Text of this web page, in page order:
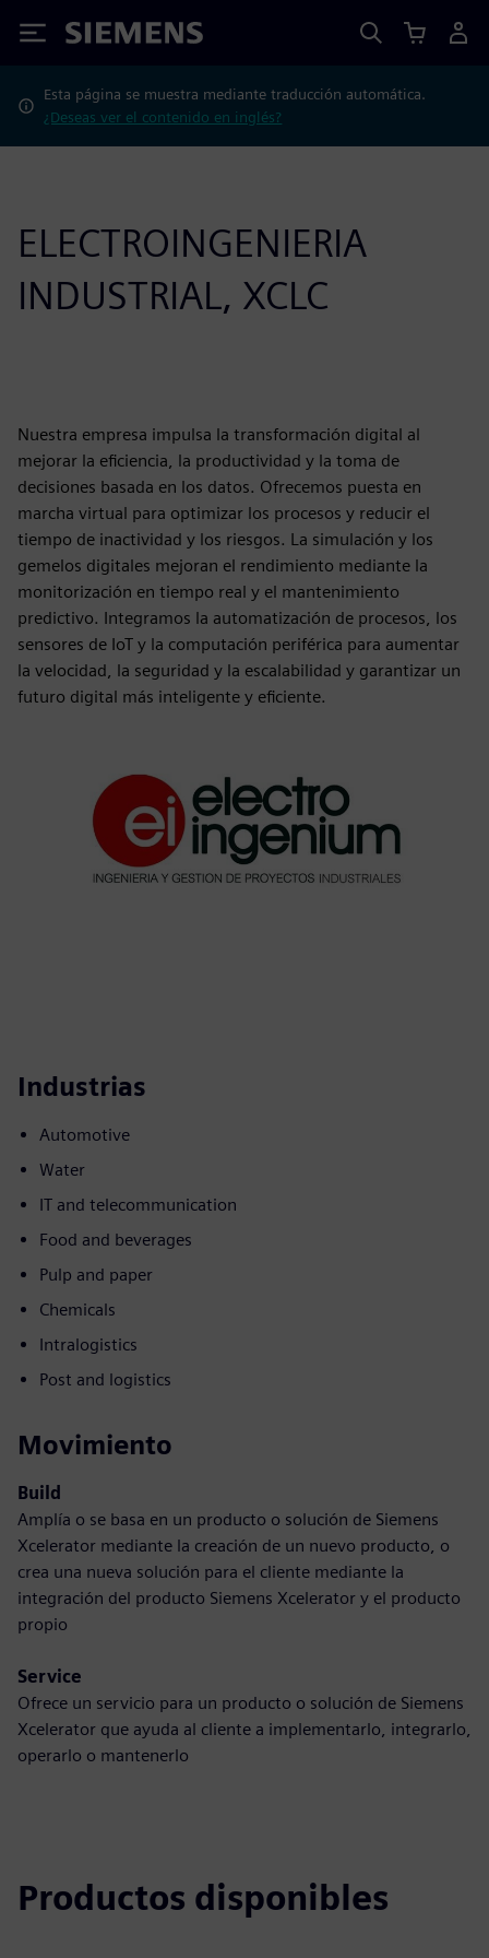
Siemens
Esta página se muestra mediante traducción automática.
¿Deseas ver el contenido en inglés?
ELECTROINGENIERIA
INDUSTRIAL, XCLC
Nuestra empresa impulsa la transformación digital al
mejorar la eficiencia, la productividad y la toma de
decisiones basada en los datos. Ofrecemos puesta en
marcha virtual para optimizar los procesos y reducir el
tiempo de inactividad y los riesgos. La simulación y los
gemelos digitales mejoran el rendimiento mediante la
monitorización en tiempo real y el mantenimiento
predictivo. Integramos la automatización de procesos, los
sensores de IoT y la computación periférica para aumentar
la velocidad, la seguridad y la escalabilidad y garantizar un
futuro digital más inteligente y eficiente.
Industrias
Automotive
Water
IT and telecommunication
Food and beverages
Pulp and paper
Chemicals
Intralogistics
Post and logistics
Movimiento
Build
Amplía o se basa en un producto o solución de Siemens
Xcelerator mediante la creación de un nuevo producto, o
crea una nueva solución para el cliente mediante la
integración del producto Siemens Xcelerator y el producto
propio
Service
Ofrece un servicio para un producto o solución de Siemens
Xcelerator que ayuda al cliente a implementarlo, integrarlo,
operarlo o mantenerlo
Productos disponibles